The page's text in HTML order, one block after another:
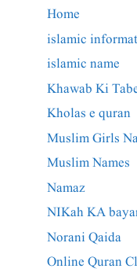
Home
islamic
islamic name
Khawab Ki
Kholas e quran
Muslim Girls
Muslim Names
Namaz
NIKah KA
Norani Qaida
Online Quran